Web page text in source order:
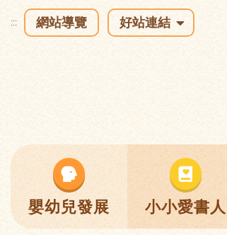
::: 網站導覽 好站連結
嬰幼兒發展 小小愛書人